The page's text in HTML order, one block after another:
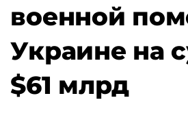
военной
Украине на
$61 млрд